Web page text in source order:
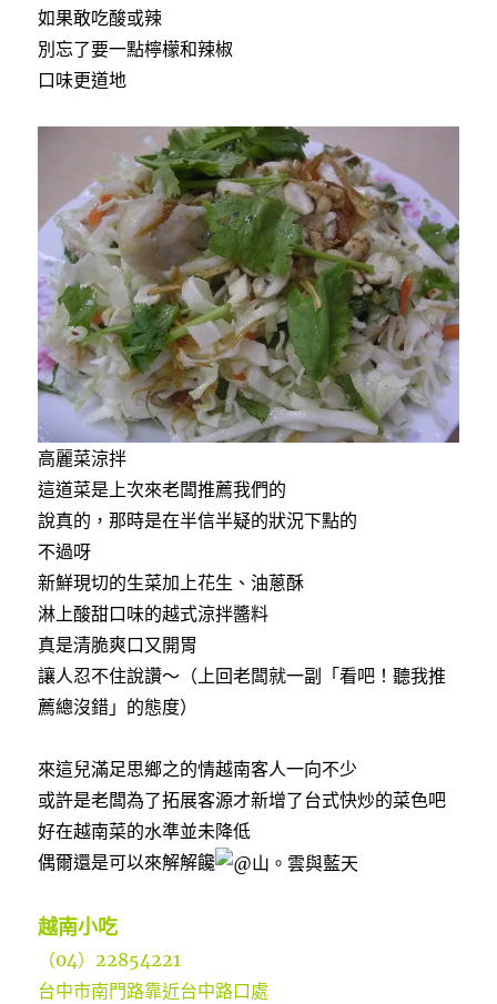
如果敢吃酸或辣
別忘了要一點檸檬和辣椒
口味更道地
高麗菜涼拌
這道菜是上次來老闆推薦我們的
說真的，那時是在半信半疑的狀況下點的
不過呀
新鮮現切的生菜加上花生、油蔥酥
淋上酸甜口味的越式涼拌醬料
真是清脆爽口又開胃
讓人忍不住說讚～（上回老闆就一副「看吧！聽我推
薦總沒錯」的態度）
來這兒滿足思鄉之的情越南客人一向不少
或許是老闆為了拓展客源才新增了台式快炒的菜色吧
好在越南菜的水準並未降低
偶爾還是可以來解解饞
越南小吃
（04）22854221
台中市南門路靠近台中路口處